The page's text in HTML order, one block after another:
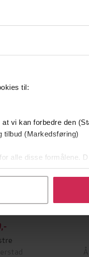
til:
vi kan forbedre den
tilbud (Markedsføring)
alle disse formålene.
som helst trekke